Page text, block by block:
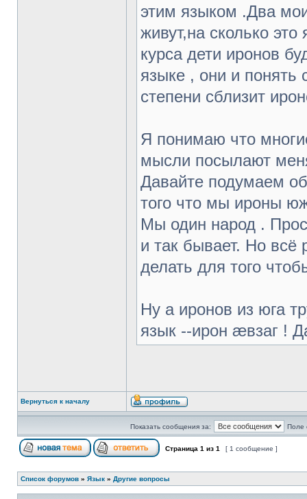
этим языком .Два
живут,на сколько
курса дети иронов
языке , они и понять
степени сблизит
Я понимаю что
мысли посылают
Давайте подумаем
того что мы ироны
Мы один народ .
и так бывает. Но всё
делать для того
Ну а иронов из юга
язык --ирон æвзаг !
Вернуться к началу
Показать сообщения за: Поле
Страница 1 из 1 [ 1 сообщение ]
Список форумов » Язык » Другие вопросы